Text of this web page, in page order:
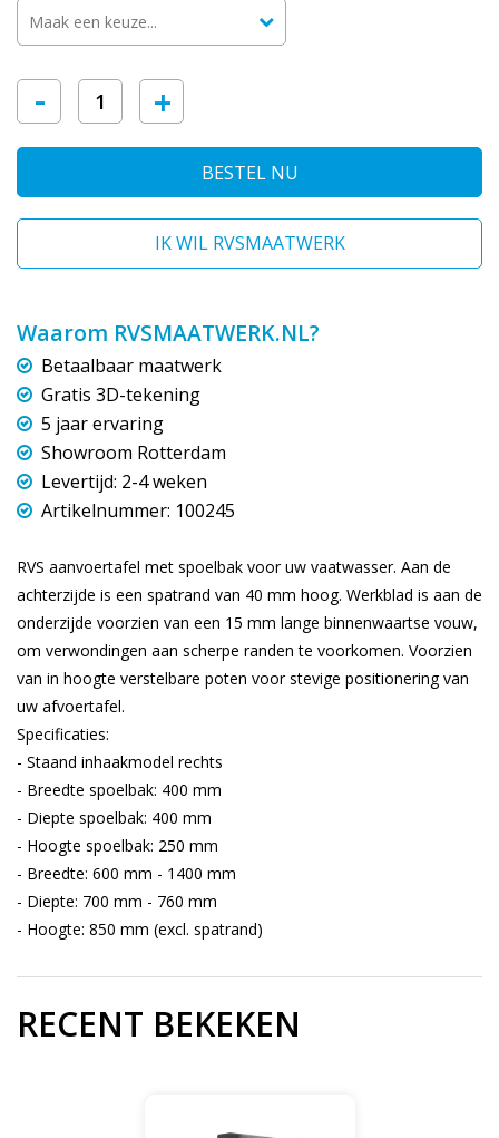
- +
BESTEL NU
IK WIL RVSMAATWERK
Waarom RVSMAATWERK.NL?
Betaalbaar maatwerk
Gratis 3D-tekening
5 jaar ervaring
Showroom Rotterdam
Levertijd: 2-4 weken
Artikelnummer: 100245
RVS aanvoertafel met spoelbak voor uw vaatwasser. Aan de
achterzijde is een spatrand van 40 mm hoog. Werkblad is aan de
onderzijde voorzien van een 15 mm lange binnenwaartse vouw,
om verwondingen aan scherpe randen te voorkomen. Voorzien
van in hoogte verstelbare poten voor stevige positionering van
uw afvoertafel.
Specificaties:
- Staand inhaakmodel rechts
- Breedte spoelbak: 400 mm
- Diepte spoelbak: 400 mm
- Hoogte spoelbak: 250 mm
- Breedte: 600 mm - 1400 mm
- Diepte: 700 mm - 760 mm
- Hoogte: 850 mm (excl. spatrand)
RECENT BEKEKEN